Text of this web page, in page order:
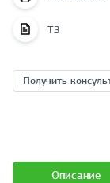
ТЗ
Получить
Описание